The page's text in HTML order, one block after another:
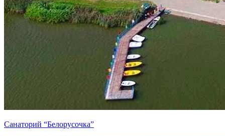
Санаторий “Белорусочка”